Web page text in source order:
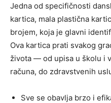
Jedna od specifičnosti
kartica, mala plastična
brojem, koja je glavni
Ova kartica prati svakog
života — od upisa u školu i
računa, do zdravstvenih
Sve se obavlja brzo i